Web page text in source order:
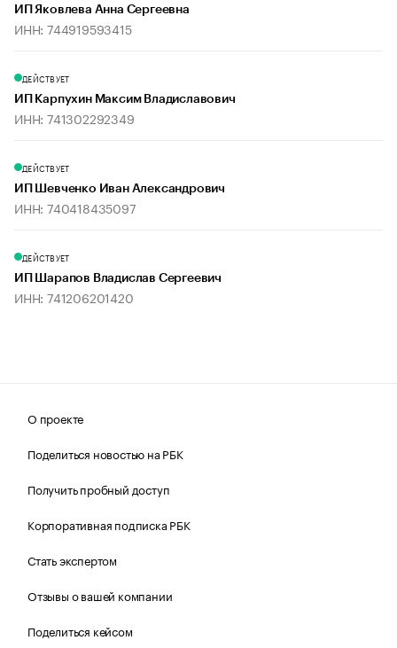
ИП Яковлева Анна Сергеевна
ИНН: 744919593415
ДЕЙСТВУЕТ
ИП Карпухин Максим Владиславович
ИНН: 741302292349
ДЕЙСТВУЕТ
ИП Шевченко Иван Александрович
ИНН: 740418435097
ДЕЙСТВУЕТ
ИП Шарапов Владислав Сергеевич
ИНН: 741206201420
О проекте
Поделиться новостью на РБК
Получить пробный доступ
Корпоративная подписка РБК
Стать экспертом
Отзывы о вашей компании
Поделиться кейсом